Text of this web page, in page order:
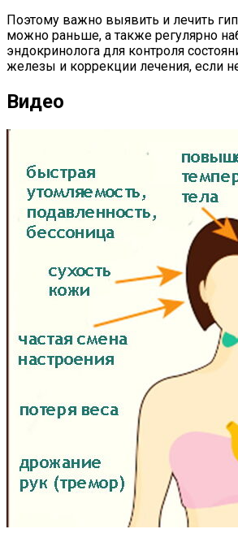
Поэтому важно выявить и лечить
можно раньше, а также регулярно
эндокринолога для контроля
железы и коррекции лечения, если
Видео